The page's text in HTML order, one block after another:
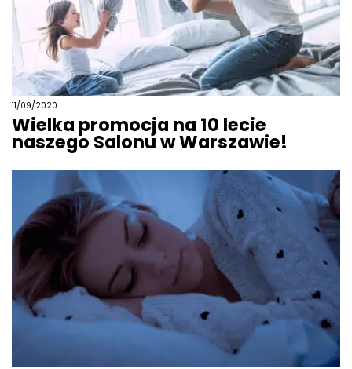
11/09/2020
Wielka promocja na 10 lecie
naszego Salonu w Warszawie!